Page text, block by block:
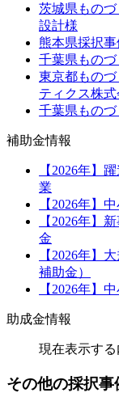
茨城県もの
設計様
熊本県採択
千葉県もの
東京都もの
ティクス株
千葉県もの
補助金情報
【2026年】
業
【2026年】
【2026年】
金
【2026年】
補助金）
【2026年】
助成金情報
現在表示する
その他の採択事